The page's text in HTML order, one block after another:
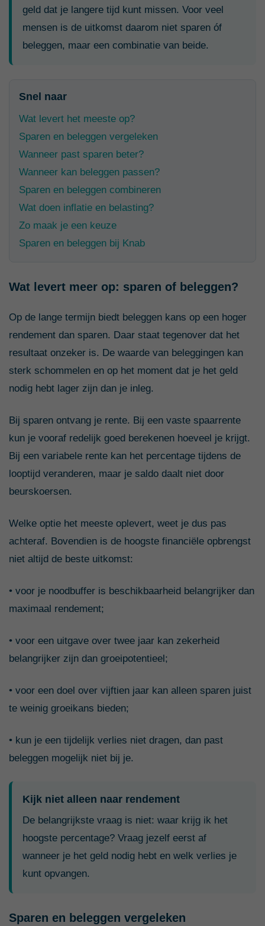
geld dat je langere tijd kunt missen. Voor veel
mensen is de uitkomst daarom niet sparen óf
beleggen, maar een combinatie van beide.
Snel naar
Wat levert het meeste op?
Sparen en beleggen vergeleken
Wanneer past sparen beter?
Wanneer kan beleggen passen?
Sparen en beleggen combineren
Wat doen inflatie en belasting?
Zo maak je een keuze
Sparen en beleggen bij Knab
Wat levert meer op: sparen of beleggen?
Op de lange termijn biedt beleggen kans op een hoger
rendement dan sparen. Daar staat tegenover dat het
resultaat onzeker is. De waarde van beleggingen kan
sterk schommelen en op het moment dat je het geld
nodig hebt lager zijn dan je inleg.
Bij sparen ontvang je rente. Bij een vaste spaarrente
kun je vooraf redelijk goed berekenen hoeveel je krijgt.
Bij een variabele rente kan het percentage tijdens de
looptijd veranderen, maar je saldo daalt niet door
beurskoersen.
Welke optie het meeste oplevert, weet je dus pas
achteraf. Bovendien is de hoogste financiële opbrengst
niet altijd de beste uitkomst:
• voor je noodbuffer is beschikbaarheid belangrijker dan
maximaal rendement;
• voor een uitgave over twee jaar kan zekerheid
belangrijker zijn dan groeipotentieel;
• voor een doel over vijftien jaar kan alleen sparen juist
te weinig groeikans bieden;
• kun je een tijdelijk verlies niet dragen, dan past
beleggen mogelijk niet bij je.
Kijk niet alleen naar rendement
De belangrijkste vraag is niet: waar krijg ik het
hoogste percentage? Vraag jezelf eerst af
wanneer je het geld nodig hebt en welk verlies je
kunt opvangen.
Sparen en beleggen vergeleken